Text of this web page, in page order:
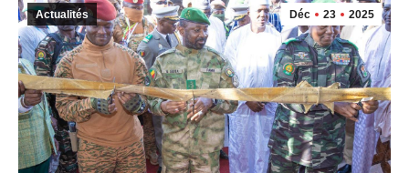
Déc 23 2025
Actualités